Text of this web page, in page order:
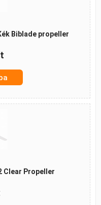
Biblade propeller
Clear Propeller